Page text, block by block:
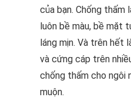
của bạn. Chống thấm
luôn bề màu, bề mặt
láng mịn. Và trên hết
và cứng cáp trên
chống thấm cho ngôi
muộn.